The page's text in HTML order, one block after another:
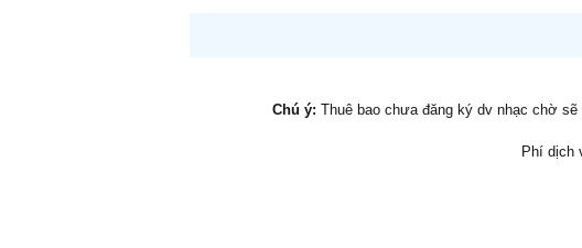
Chú ý: Thuê bao chưa đăng ký dv nhạc chờ
Phí dịch